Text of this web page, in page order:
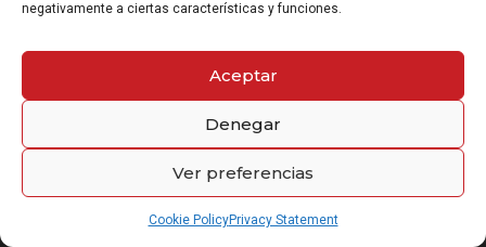
negativamente a ciertas características y funciones.
Aceptar
Denegar
Ver preferencias
Cookie PolicyPrivacy Statement
Barreau du Québec
Registre Québécois des Consultants en